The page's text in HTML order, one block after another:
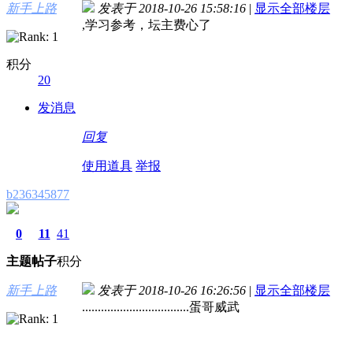
新手上路
积分
20
发消息
发表于 2018-10-26 15:58:16 | 显示全部楼层
,学习参考，坛主费心了
回复
使用道具 举报
b236345877
0
主题
11
帖子
41
积分
新手上路 发表于 2018-10-26 16:26:56 | 显示全部楼层
..................................蛋哥威武